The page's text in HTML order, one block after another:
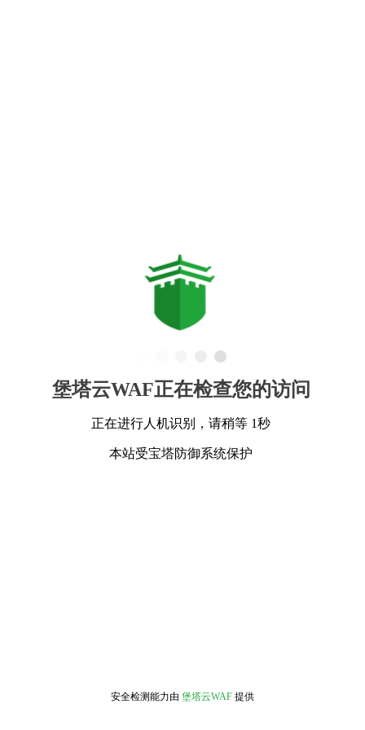
堡塔云WAF正在检查您的访问
正在进行人机识别，请稍等 1秒
本站受宝塔防御系统保护
安全检测能力由 堡塔云WAF 提供